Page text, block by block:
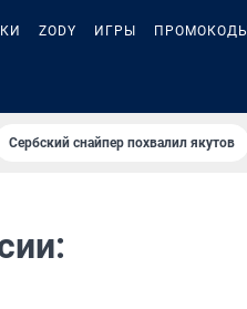
ZODY ИГРЫ ПРОМОКОДЫ
Сербский снайпер похвалил якутов